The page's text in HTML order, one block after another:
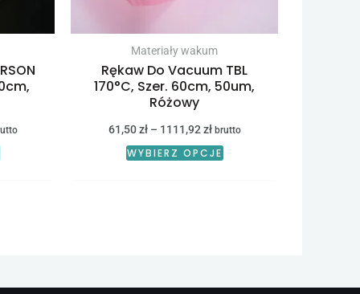
Materiały wakum
Rękaw Do Vacuum TBL
170°C, Szer. 60cm, 50um,
Różowy
61,50zł – 1111,92zł brutto
WYBIERZ OPCJE
produktu